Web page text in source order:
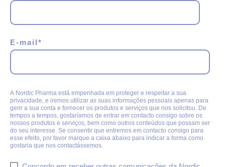
E-mail *
A Nordic Pharma está empenhada em proteger e respeitar a sua
privacidade, e iremos utilizar as suas informações pessoais apenas para
gerir a sua conta e fornecer os produtos e serviços que nos solicitou. De
tempos a tempos, gostaríamos de entrar em contacto consigo sobre os
nossos produtos e serviços, bem como outros conteúdos que possam ser
do seu interesse. Se consentir que entremos em contacto consigo para
esse efeito, por favor marque a caixa abaixo para indicar a forma como
gostaria que nos contactássemos.